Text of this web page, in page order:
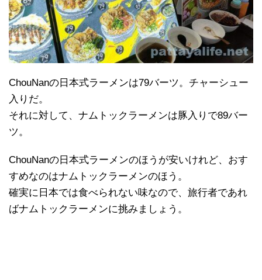
ChouNanの日本式ラーメンは79バーツ。チャーシュー
入りだ。
それに対して、ナムトックラーメンは豚入りで89バー
ツ。
ChouNanの日本式ラーメンのほうが安いけれど、おす
すめなのはナムトックラーメンのほう。
確実に日本では食べられない味なので、旅行者であれ
ばナムトックラーメンに挑みましょう。